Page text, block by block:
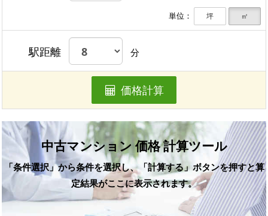
単位： 坪 ㎡
駅距離 分
価格計算
中古マンション 価格 計算ツール
「条件選択」から条件を選択し、「計算する」ボタンを押すと算
定結果がここに表示されます。